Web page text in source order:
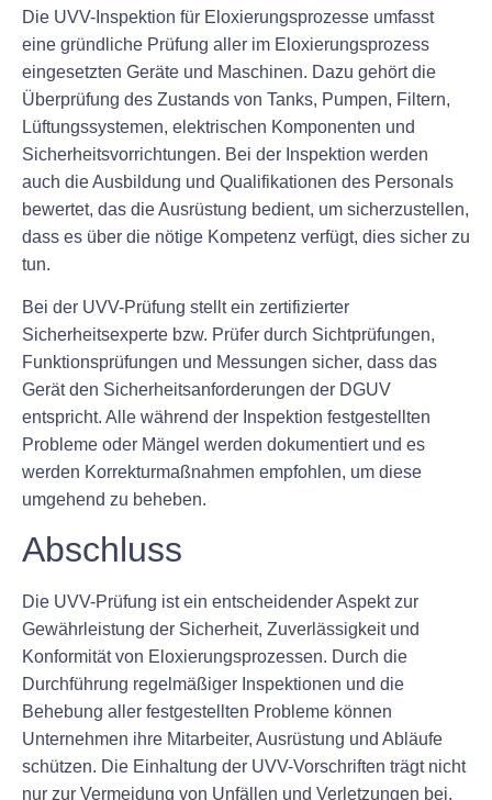
Die UVV-Inspektion für Eloxierungsprozesse umfasst
eine gründliche Prüfung aller im Eloxierungsprozess
eingesetzten Geräte und Maschinen. Dazu gehört die
Überprüfung des Zustands von Tanks, Pumpen, Filtern,
Lüftungssystemen, elektrischen Komponenten und
Sicherheitsvorrichtungen. Bei der Inspektion werden
auch die Ausbildung und Qualifikationen des Personals
bewertet, das die Ausrüstung bedient, um sicherzustellen,
dass es über die nötige Kompetenz verfügt, dies sicher zu
tun.
Bei der UVV-Prüfung stellt ein zertifizierter
Sicherheitsexperte bzw. Prüfer durch Sichtprüfungen,
Funktionsprüfungen und Messungen sicher, dass das
Gerät den Sicherheitsanforderungen der DGUV
entspricht. Alle während der Inspektion festgestellten
Probleme oder Mängel werden dokumentiert und es
werden Korrekturmaßnahmen empfohlen, um diese
umgehend zu beheben.
Abschluss
Die UVV-Prüfung ist ein entscheidender Aspekt zur
Gewährleistung der Sicherheit, Zuverlässigkeit und
Konformität von Eloxierungsprozessen. Durch die
Durchführung regelmäßiger Inspektionen und die
Behebung aller festgestellten Probleme können
Unternehmen ihre Mitarbeiter, Ausrüstung und Abläufe
schützen. Die Einhaltung der UVV-Vorschriften trägt nicht
nur zur Vermeidung von Unfällen und Verletzungen bei,